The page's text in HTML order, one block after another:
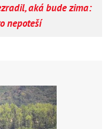
aká bude zima:
nepoteší